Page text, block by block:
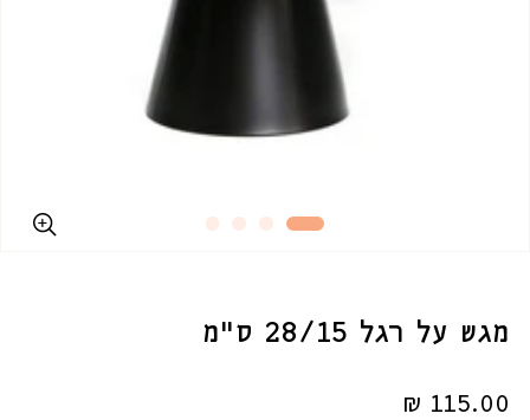
מגש על רגל 28/15 ס"מ
מחיר
115.00 ₪